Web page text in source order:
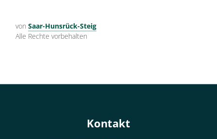
von Saar-Hunsrück-Steig
Alle Rechte vorbehalten
Kontakt